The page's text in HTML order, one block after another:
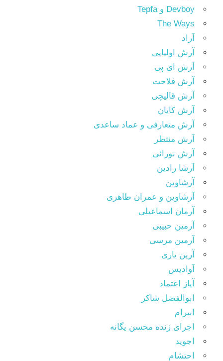
Devboy و Tepfa
The Ways
آراد
آرش اولیایی
آرش ای پی
آرش فلاحت
آرش قالیچی
آرش کایان
آرش متعارفی و عماد ساعدی
آرش منتظر
آرش نورائی
آرشا رادین
آرشاوین
آرشاوین و عمران طاهری
آرمان اسماعیلی
آرمین حبیبی
آرمین مرسی
آرین یاری
آوادیس
آیاز اعتماد
ابوالفضل شاکر
ابیرام
اجرای زنده محسن یگانه
اجوید
احتشام